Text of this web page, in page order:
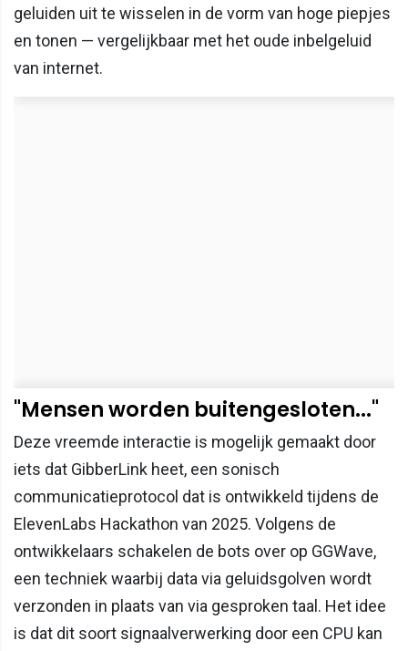
geluiden uit te wisselen in de vorm van hoge piepjes
en tonen — vergelijkbaar met het oude inbelgeluid
van internet.
"Mensen worden buitengesloten..."
Deze vreemde interactie is mogelijk gemaakt door
iets dat GibberLink heet, een sonisch
communicatieprotocol dat is ontwikkeld tijdens de
ElevenLabs Hackathon van 2025. Volgens de
ontwikkelaars schakelen de bots over op GGWave,
een techniek waarbij data via geluidsgolven wordt
verzonden in plaats van via gesproken taal. Het idee
is dat dit soort signaalverwerking door een CPU kan